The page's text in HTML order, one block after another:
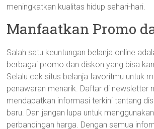
meningkatkan kualitas hidup sehari-hari.
Manfaatkan Promo
Salah satu keuntungan belanja online
berbagai promo dan diskon yang bisa
Selalu cek situs belanja favoritmu untuk
penawaran menarik. Daftar di newsletter
mendapatkan informasi terkini tentang
baru. Dan jangan lupa untuk
perbandingan harga. Dengan semua